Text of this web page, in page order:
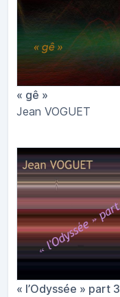
« gê »
Jean VOGUET
« l​’​Odyss​é​e » part 3